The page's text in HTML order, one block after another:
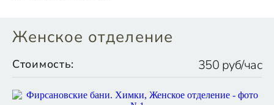
Женское отделение
Стоимость: 350 руб/час